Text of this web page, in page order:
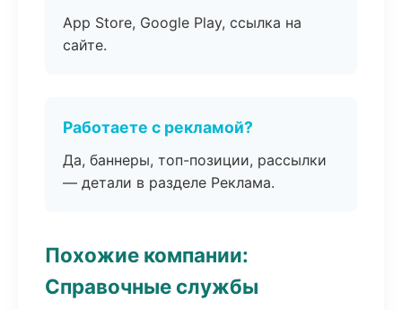
App Store, Google Play, ссылка на
сайте.
Работаете с рекламой?
Да, баннеры, топ-позиции, рассылки
— детали в разделе Реклама.
Похожие компании:
Справочные службы